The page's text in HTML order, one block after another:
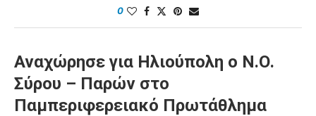
0
Αναχώρησε για Ηλιούπολη ο Ν.Ο.
Σύρου – Παρών στο
Παμπεριφερειακό Πρωτάθλημα